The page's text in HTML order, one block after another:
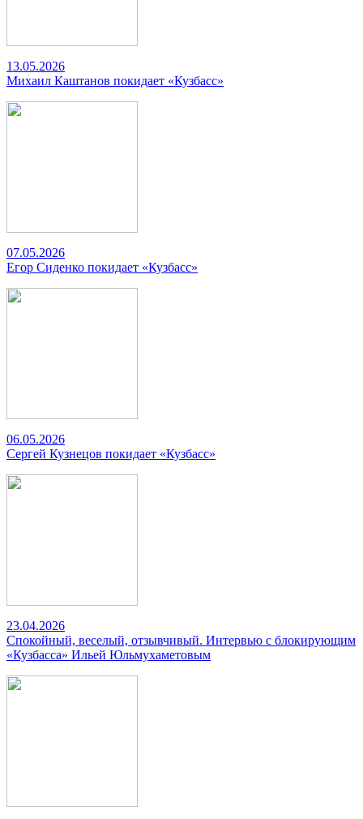
13.05.2026
Михаил Каштанов покидает «Кузбасс»
07.05.2026
Егор Сиденко покидает «Кузбасс»
06.05.2026
Сергей Кузнецов покидает «Кузбасс»
23.04.2026
Спокойный, веселый, отзывчивый. Интервью с блокирующим
«Кузбасса» Ильей Юльмухаметовым